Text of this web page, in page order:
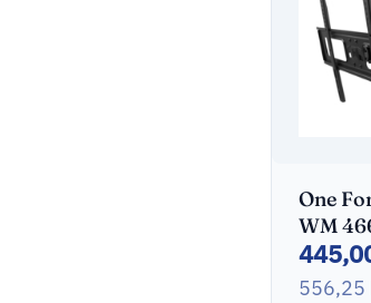
One
WM
panel
556,25